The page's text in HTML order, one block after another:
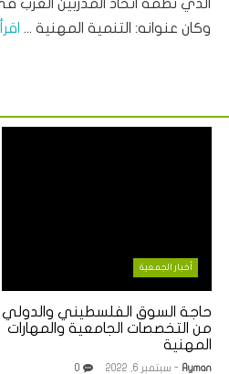
وكان عنوانه: التنمية المهنية ...
أخبار الجمعية
حاجة السوق الفلسطيني والدولي
من التخصصات الجامعية والمهارات
المهنية
Ayman - سبتمبر 6, 2022 0